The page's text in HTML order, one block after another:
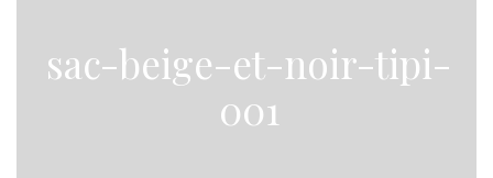
sac-beige-et-noir-tipi-
001